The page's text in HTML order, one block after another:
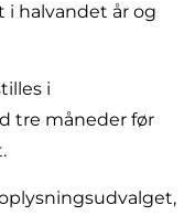
i halvandet år og
i
tre måneder før